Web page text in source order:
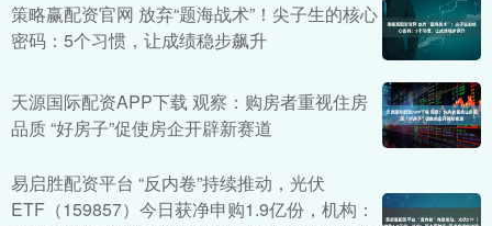
策略赢配资官网 放弃“题海战术”！尖子生的核心
密码：5个习惯，让成绩稳步飙升
天源国际配资APP下载 观察：购房者重视住房
品质 “好房子”促使房企开辟新赛道
易启胜配资平台 “反内卷”持续推动，光伏
ETF（159857）今日获净申购1.9亿份，机构：